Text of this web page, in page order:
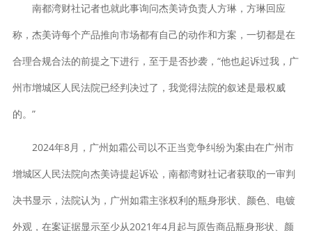
南都湾财社记者也就此事询问杰美诗负责人方琳，方琳回应
称，杰美诗每个产品推向市场都有自己的动作和方案，一切都是在
合理合规合法的前提之下进行，至于是否抄袭，“他也起诉过我，广
州市增城区人民法院已经判决过了，我觉得法院的叙述是最权威
的。”
2024年8月，广州如霜公司以不正当竞争纠纷为案由在广州市
增城区人民法院向杰美诗提起诉讼，南都湾财社记者获取的一审判
决书显示，法院认为，广州如霜主张权利的瓶身形状、颜色、电镀
外观，在案证据显示至少从2021年4月起与原告商品瓶身形状、颜